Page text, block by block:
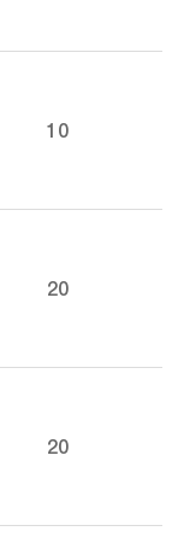
10
20
20